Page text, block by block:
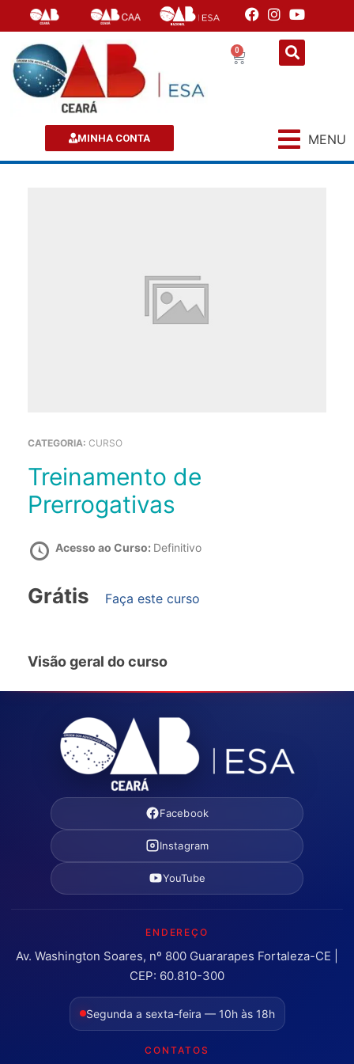
0
MINHA CONTA MENU
CATEGORIA: CURSO
Treinamento de
Prerrogativas
Acesso ao Curso: Definitivo
Grátis Faça este curso
Visão geral do curso
Facebook
Instagram
YouTube
ENDEREÇO
Av. Washington Soares, nº 800 Guararapes Fortaleza-CE |
CEP: 60.810-300
Segunda a sexta-feira — 10h às 18h
CONTATOS